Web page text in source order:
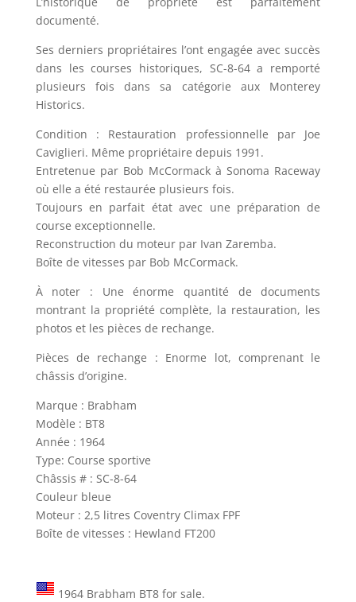
documenté.
Ses derniers propriétaires l’ont engagée avec succès
dans les courses historiques, SC-8-64 a remporté
plusieurs fois dans sa catégorie aux Monterey
Historics.
Condition : Restauration professionnelle par Joe
Caviglieri. Même propriétaire depuis 1991.
Entretenue par Bob McCormack à Sonoma Raceway
où elle a été restaurée plusieurs fois.
Toujours en parfait état avec une préparation de
course exceptionnelle.
Reconstruction du moteur par Ivan Zaremba.
Boîte de vitesses par Bob McCormack.
À noter : Une énorme quantité de documents
montrant la propriété complète, la restauration, les
photos et les pièces de rechange.
Pièces de rechange : Enorme lot, comprenant le
châssis d’origine.
Marque : Brabham
Modèle : BT8
Année : 1964
Type: Course sportive
Châssis # : SC-8-64
Couleur bleue
Moteur : 2,5 litres Coventry Climax FPF
Boîte de vitesses : Hewland FT200
1964 Brabham BT8 for sale.